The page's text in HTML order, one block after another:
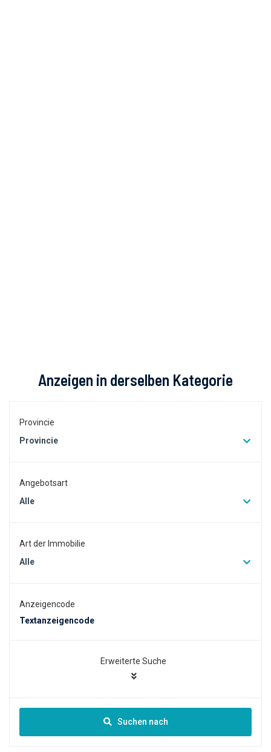
Anzeigen in derselben Kategorie
Provincie
Provincie
Angebotsart
Alle
Art der Immobilie
Alle
Anzeigencode
Erweiterte Suche
Suchen nach